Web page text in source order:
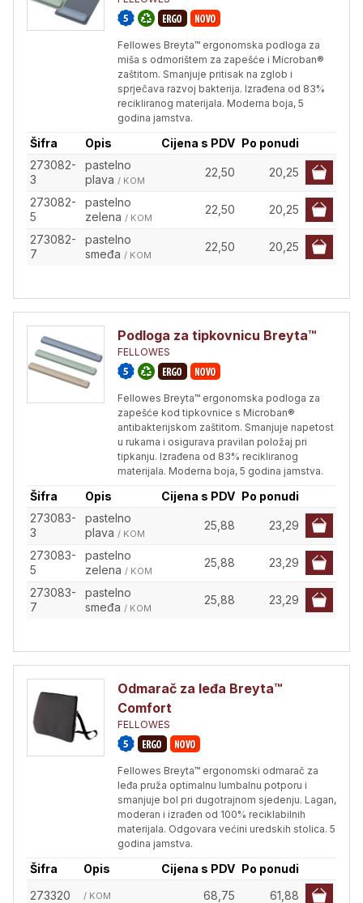
Fellowes Breyta™ ergonomska podloga za
miša s odmorištem za zapešće i Microban®
zaštitom. Smanjuje pritisak na zglob i
sprječava razvoj bakterija. Izrađena od 83%
recikliranog materijala. Moderna boja, 5
godina jamstva.
Šifra Opis Cijena s PDV Po ponudi
273082-
3
pastelno
plava / KOM
22,50 20,25
273082-
5
pastelno
zelena / KOM
22,50 20,25
273082-
7
pastelno
smeđa / KOM
22,50 20,25
Podloga za tipkovnicu Breyta™
FELLOWES
Fellowes Breyta™ ergonomska podloga za
zapešće kod tipkovnice s Microban®
antibakterijskom zaštitom. Smanjuje napetost
u rukama i osigurava pravilan položaj pri
tipkanju. Izrađena od 83% recikliranog
materijala. Moderna boja, 5 godina jamstva.
Šifra Opis Cijena s PDV Po ponudi
273083-
3
pastelno
plava / KOM
25,88 23,29
273083-
5
pastelno
zelena / KOM
25,88 23,29
273083-
7
pastelno
smeđa / KOM
25,88 23,29
Odmarač za leđa Breyta™
Comfort
FELLOWES
Fellowes Breyta™ ergonomski odmarač za
leđa pruža optimalnu lumbalnu potporu i
smanjuje bol pri dugotrajnom sjedenju. Lagan,
moderan i izrađen od 100% reciklabilnih
materijala. Odgovara većini uredskih stolica. 5
godina jamstva.
Šifra Opis Cijena s PDV Po ponudi
273320
/ KOM 68,75 61,88